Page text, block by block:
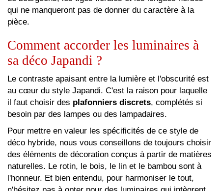
qui ne manqueront pas de donner du caractère à la
pièce.
Comment accorder les luminaires à
sa déco Japandi ?
Le contraste apaisant entre la lumière et l'obscurité est
au cœur du style Japandi. C'est la raison pour laquelle
il faut choisir des plafonniers discrets, complétés si
besoin par des lampes ou des lampadaires.
Pour mettre en valeur les spécificités de ce style de
déco hybride, nous vous conseillons de toujours choisir
des éléments de décoration conçus à partir de matières
naturelles. Le rotin, le bois, le lin et le bambou sont à
l'honneur. Et bien entendu, pour harmoniser le tout,